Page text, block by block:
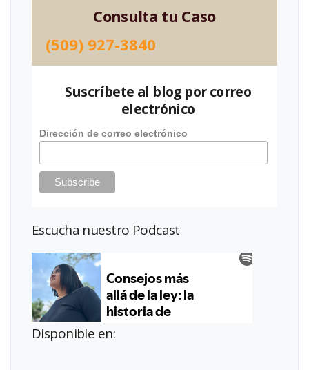
Consulta tu Caso
(509) 927-3840
Suscríbete al blog por correo
electrónico
Dirección de correo electrónico
Escucha nuestro Podcast
Disponible en: